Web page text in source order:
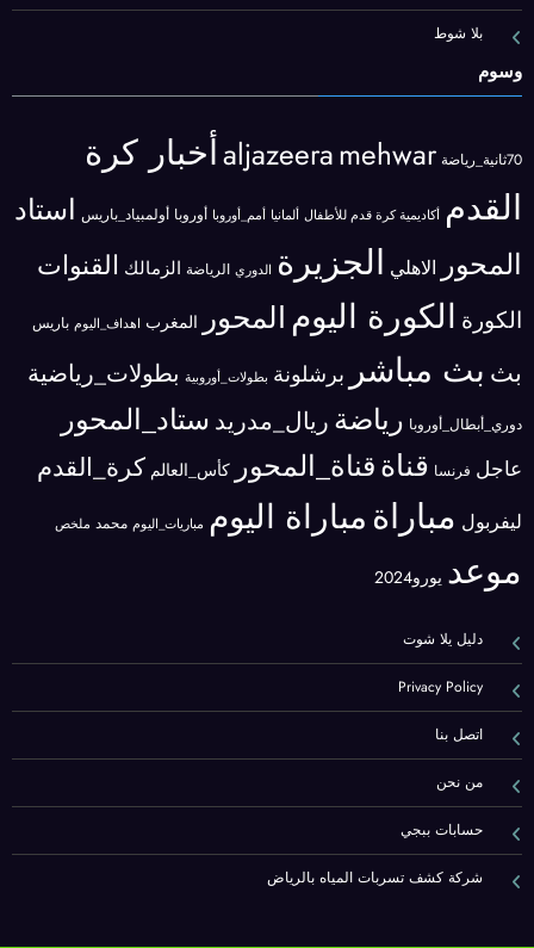
بلا شوط
وسوم
70ثانية_رياضة aljazeeramehwar
أخبار كرة
القدم أكاديمية كرة قدم للأطفال ألمانيا أمم_أوروبا أوروبا أولمبياد_باريس استاد
المحور الاهلي الجزيرة الدوري الرياضة الزمالك القنوات
الكورة الكورة اليوم المحور المغرب اهداف_اليوم باريس
بث بث مباشر برشلونة بطولات_أوروبية بطولات_رياضية
دوري_أبطال_أوروبا رياضة ريال_مدريد ستاد_المحور
عاجل فرنسا قناةقناة_المحور كأس_العالم كرة_القدم
ليفربول مباراةمباراة اليوم مباريات_اليوم محمد ملخص
موعد يورو2024
دليل يلا شوت
Privacy Policy
اتصل بنا
من نحن
حسابات ببجي
شركة كشف تسربات المياه بالرياض